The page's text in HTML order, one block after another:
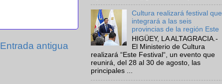
Entrada antigua
Cultura realizará festival que
integrará a las seis
provincias de la región Este
HIGÜEY, LA ALTAGRACIA.-
El Ministerio de Cultura
realizará “Este Festival“, un evento que
reunirá, del 28 al 30 de agosto, las
principales ...